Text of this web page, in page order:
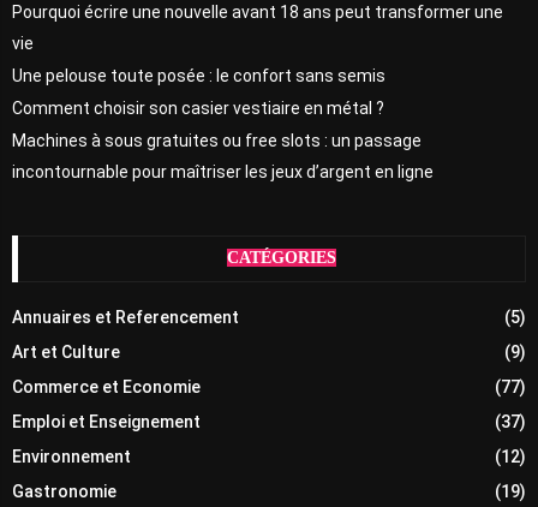
Pourquoi écrire une nouvelle avant 18 ans peut transformer une
vie
Une pelouse toute posée : le confort sans semis
Comment choisir son casier vestiaire en métal ?
Machines à sous gratuites ou free slots : un passage
incontournable pour maîtriser les jeux d’argent en ligne
CATÉGORIES
Annuaires et Referencement
(5)
Art et Culture
(9)
Commerce et Economie
(77)
Emploi et Enseignement
(37)
Environnement
(12)
Gastronomie
(19)